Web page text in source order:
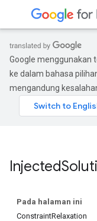
Google menggunakan
ke dalam bahasa
mengandung
Injected
Pada halaman ini
ConstraintRelaxation